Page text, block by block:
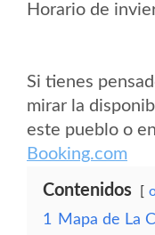
Horario de
Si tienes
mirar la
este pueblo o
Booking.com
Contenidos
1
Mapa de La